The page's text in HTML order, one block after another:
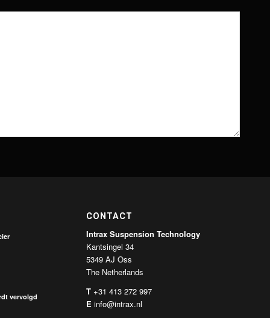
vervolgd
CONTACT
Intrax Suspension Technology
Kantsingel 34
5349 AJ Oss
The Netherlands
T +31 413 272 997
E info@intrax.nl